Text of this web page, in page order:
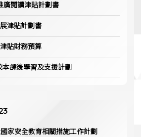
廣閱讀津貼計劃書
津貼計劃書
貼財務預算
課後學習及支援計劃
家安全教育相關措施工作計劃